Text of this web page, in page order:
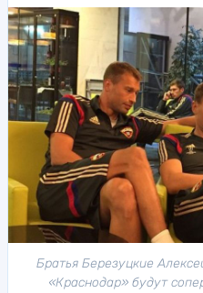
Братья Березуцкие
«Краснодар» будут